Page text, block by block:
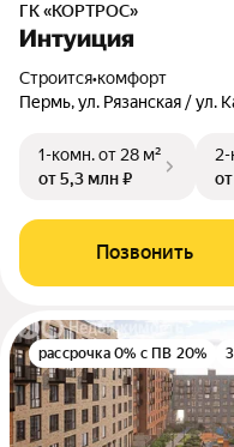
ГК «КОРТРОС»
Интуиция
Строится•комфорт
Пермь, ул. Рязанская / ул.
1-комн.от 28 м²
от 5,3 млн ₽
Позвонить
рассрочка 0% с ПВ 20%